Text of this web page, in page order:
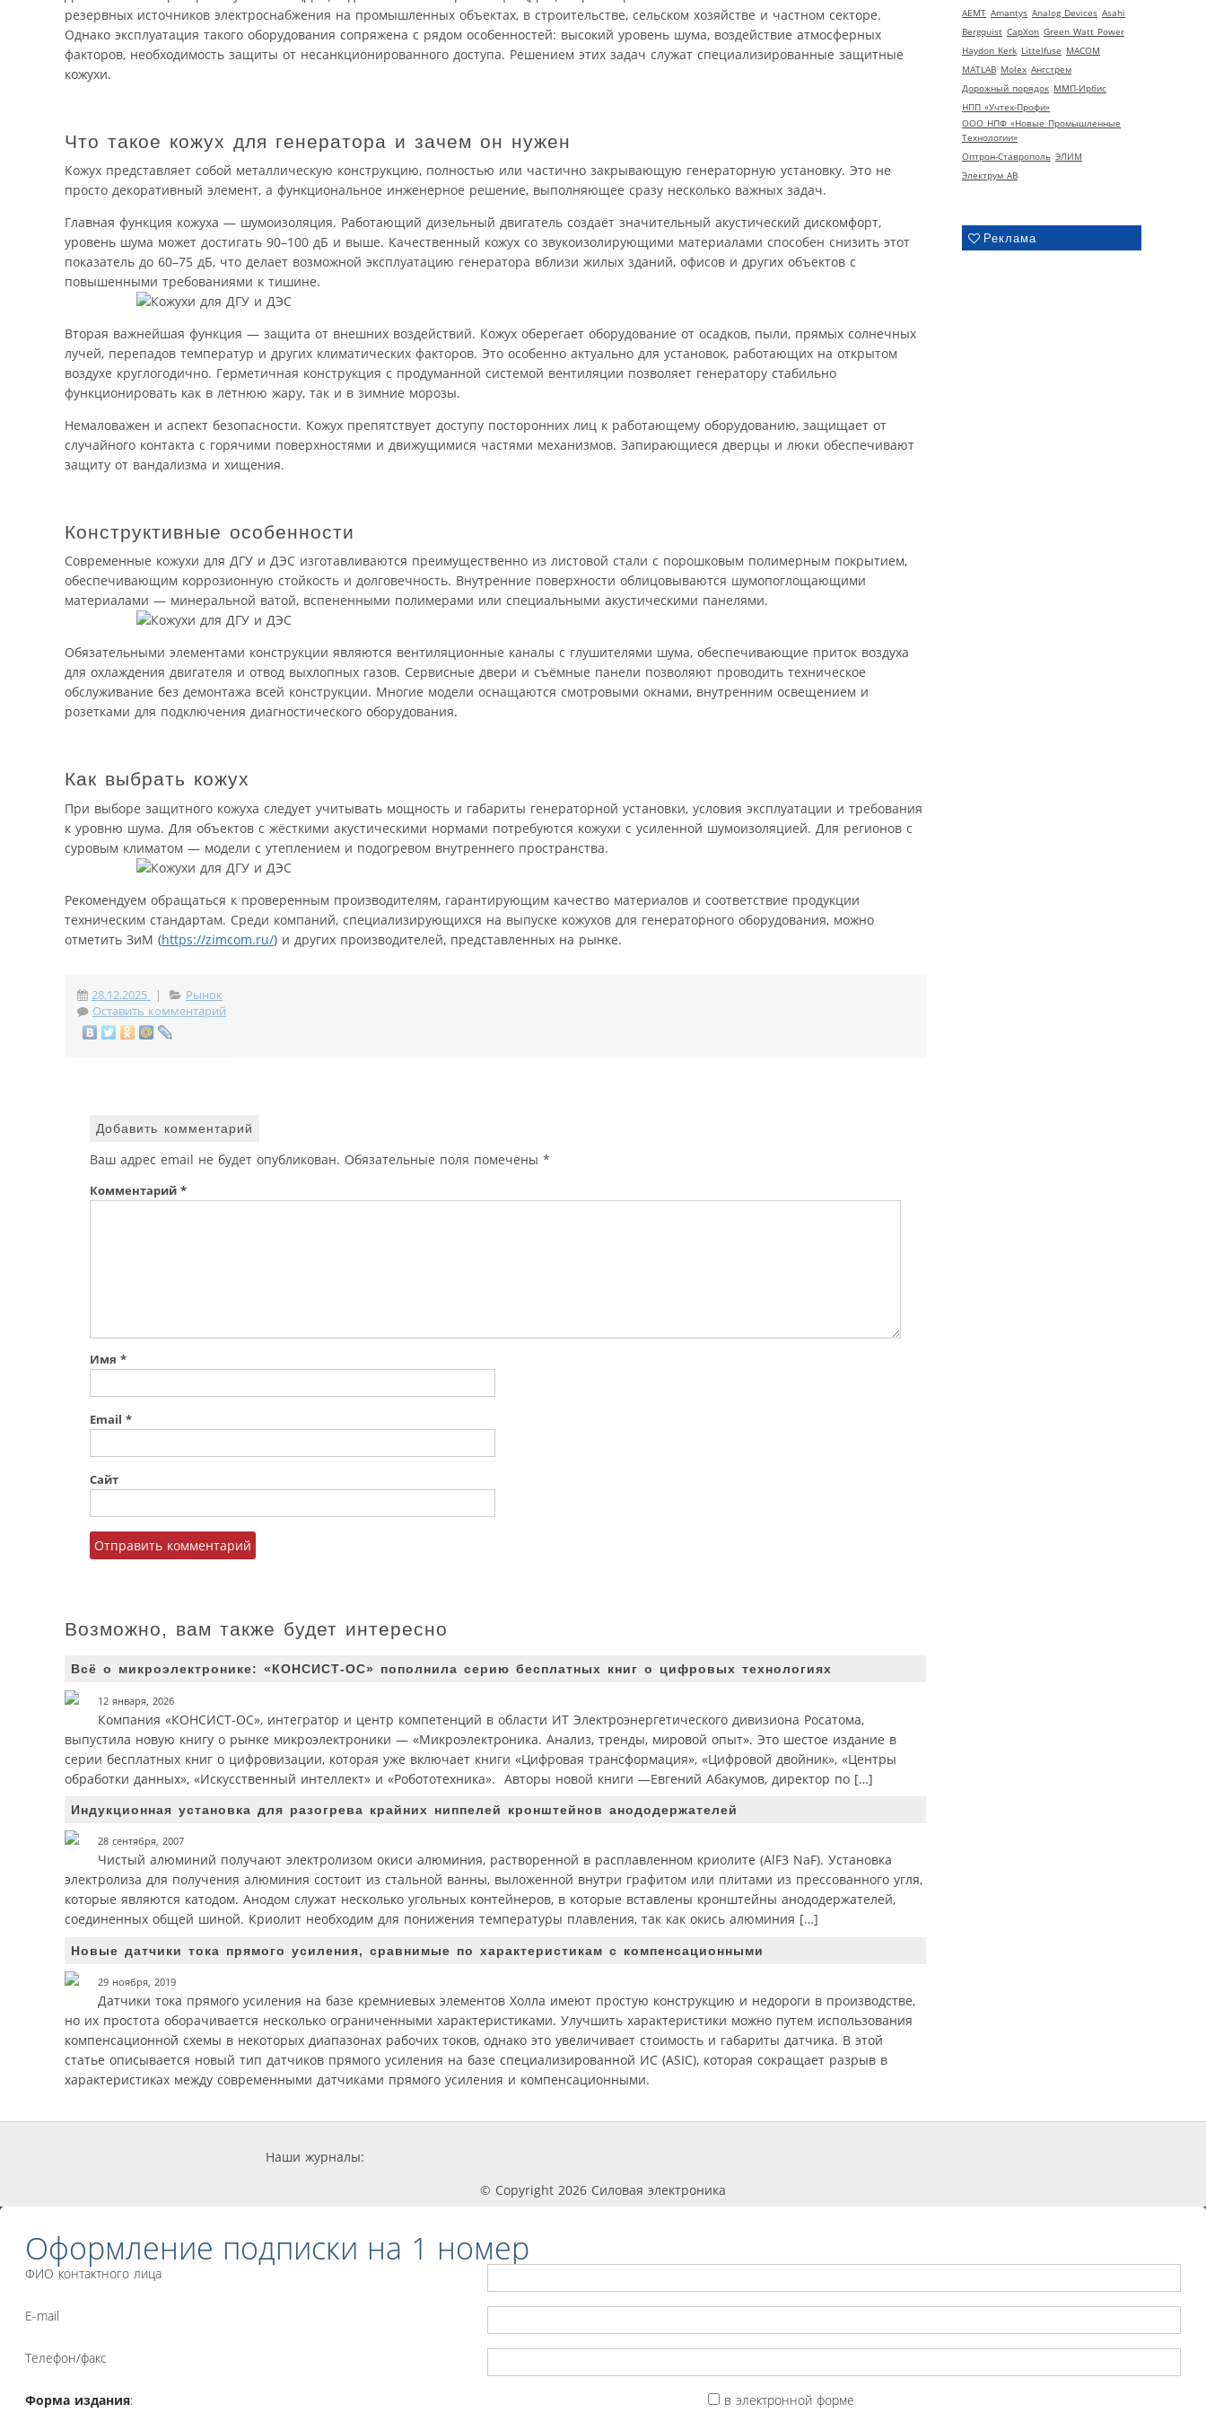
AEMT Amantys Analog Devices Asahi
Bergquist CapXon Green Watt Power
Haydon Kerk Littelfuse MACOM
MATLAB Molex Ангстрем
Дорожный порядок ММП-Ирбис
НПП «Учтех-Профи»
ООО НПФ «Новые Промышленные
Технологии»
Оптрон-Ставрополь ЭЛИМ
Электрум АВ
Реклама
резервных источников электроснабжения на промышленных объектах, в строительстве, сельском хозяйстве и частном секторе.
Однако эксплуатация такого оборудования сопряжена с рядом особенностей: высокий уровень шума, воздействие атмосферных
факторов, необходимость защиты от несанкционированного доступа. Решением этих задач служат специализированные защитные
кожухи.
Что такое кожух для генератора и зачем он нужен
Кожух представляет собой металлическую конструкцию, полностью или частично закрывающую генераторную установку. Это не
просто декоративный элемент, а функциональное инженерное решение, выполняющее сразу несколько важных задач.
Главная функция кожуха — шумоизоляция. Работающий дизельный двигатель создаёт значительный акустический дискомфорт,
уровень шума может достигать 90–100 дБ и выше. Качественный кожух со звукоизолирующими материалами способен снизить этот
показатель до 60–75 дБ, что делает возможной эксплуатацию генератора вблизи жилых зданий, офисов и других объектов с
повышенными требованиями к тишине.
Вторая важнейшая функция — защита от внешних воздействий. Кожух оберегает оборудование от осадков, пыли, прямых солнечных
лучей, перепадов температур и других климатических факторов. Это особенно актуально для установок, работающих на открытом
воздухе круглогодично. Герметичная конструкция с продуманной системой вентиляции позволяет генератору стабильно
функционировать как в летнюю жару, так и в зимние морозы.
Немаловажен и аспект безопасности. Кожух препятствует доступу посторонних лиц к работающему оборудованию, защищает от
случайного контакта с горячими поверхностями и движущимися частями механизмов. Запирающиеся дверцы и люки обеспечивают
защиту от вандализма и хищения.
Конструктивные особенности
Современные кожухи для ДГУ и ДЭС изготавливаются преимущественно из листовой стали с порошковым полимерным покрытием,
обеспечивающим коррозионную стойкость и долговечность. Внутренние поверхности облицовываются шумопоглощающими
материалами — минеральной ватой, вспененными полимерами или специальными акустическими панелями.
Обязательными элементами конструкции являются вентиляционные каналы с глушителями шума, обеспечивающие приток воздуха
для охлаждения двигателя и отвод выхлопных газов. Сервисные двери и съёмные панели позволяют проводить техническое
обслуживание без демонтажа всей конструкции. Многие модели оснащаются смотровыми окнами, внутренним освещением и
розетками для подключения диагностического оборудования.
Как выбрать кожух
При выборе защитного кожуха следует учитывать мощность и габариты генераторной установки, условия эксплуатации и требования
к уровню шума. Для объектов с жёсткими акустическими нормами потребуются кожухи с усиленной шумоизоляцией. Для регионов с
суровым климатом — модели с утеплением и подогревом внутреннего пространства.
Рекомендуем обращаться к проверенным производителям, гарантирующим качество материалов и соответствие продукции
техническим стандартам. Среди компаний, специализирующихся на выпуске кожухов для генераторного оборудования, можно
отметить ЗиМ (https://zimcom.ru/) и других производителей, представленных на рынке.
28.12.2025 |
Рынок
Оставить комментарий
Добавить комментарий
Ваш адрес email не будет опубликован. Обязательные поля помечены *
Комментарий *
Имя *
Email *
Сайт
Возможно, вам также будет интересно
Всё о микроэлектронике: «КОНСИСТ-ОС» пополнила серию бесплатных книг о цифровых технологиях
12 января, 2026
Компания «КОНСИСТ-ОС», интегратор и центр компетенций в области ИТ Электроэнергетического дивизиона Росатома,
выпустила новую книгу о рынке микроэлектроники — «Микроэлектроника. Анализ, тренды, мировой опыт». Это шестое издание в
серии бесплатных книг о цифровизации, которая уже включает книги «Цифровая трансформация», «Цифровой двойник», «Центры
обработки данных», «Искусственный интеллект» и «Робототехника». Авторы новой книги —Евгений Абакумов, директор по […]
Индукционная установка для разогрева крайних ниппелей кронштейнов анододержателей
28 сентября, 2007
Чистый алюминий получают электролизом окиси алюминия, растворенной в расплавленном криолите (AlF3 NaF). Установка
электролиза для получения алюминия состоит из стальной ванны, выложенной внутри графитом или плитами из прессованного угля,
которые являются катодом. Анодом служат несколько угольных контейнеров, в которые вставлены кронштейны анододержателей,
соединенных общей шиной. Криолит необходим для понижения температуры плавления, так как окись алюминия […]
Новые датчики тока прямого усиления, сравнимые по характеристикам с компенсационными
29 ноября, 2019
Датчики тока прямого усиления на базе кремниевых элементов Холла имеют простую конструкцию и недороги в производстве,
но их простота оборачивается несколько ограниченными характеристиками. Улучшить характеристики можно путем использования
компенсационной схемы в некоторых диапазонах рабочих токов, однако это увеличивает стоимость и габариты датчика. В этой
статье описывается новый тип датчиков прямого усиления на базе специализированной ИС (ASIC), которая сокращает разрыв в
характеристиках между современными датчиками прямого усиления и компенсационными.
Наши журналы:
© Copyright 2026 Силовая электроника
Оформление подписки на 1 номер
ФИО контактного лица
E-mail
Телефон/факс
Форма издания:
в электронной форме